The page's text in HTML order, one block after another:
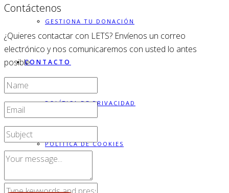
GESTIONA TU DONACIÓN
CONTACTO
POLÍTICA DE PRIVACIDAD
POLÍTICA DE COOKIES
Contáctenos
¿Quieres contactar con LETS? Envíenos un correo
electrónico y nos comunicaremos con usted lo antes
posible.